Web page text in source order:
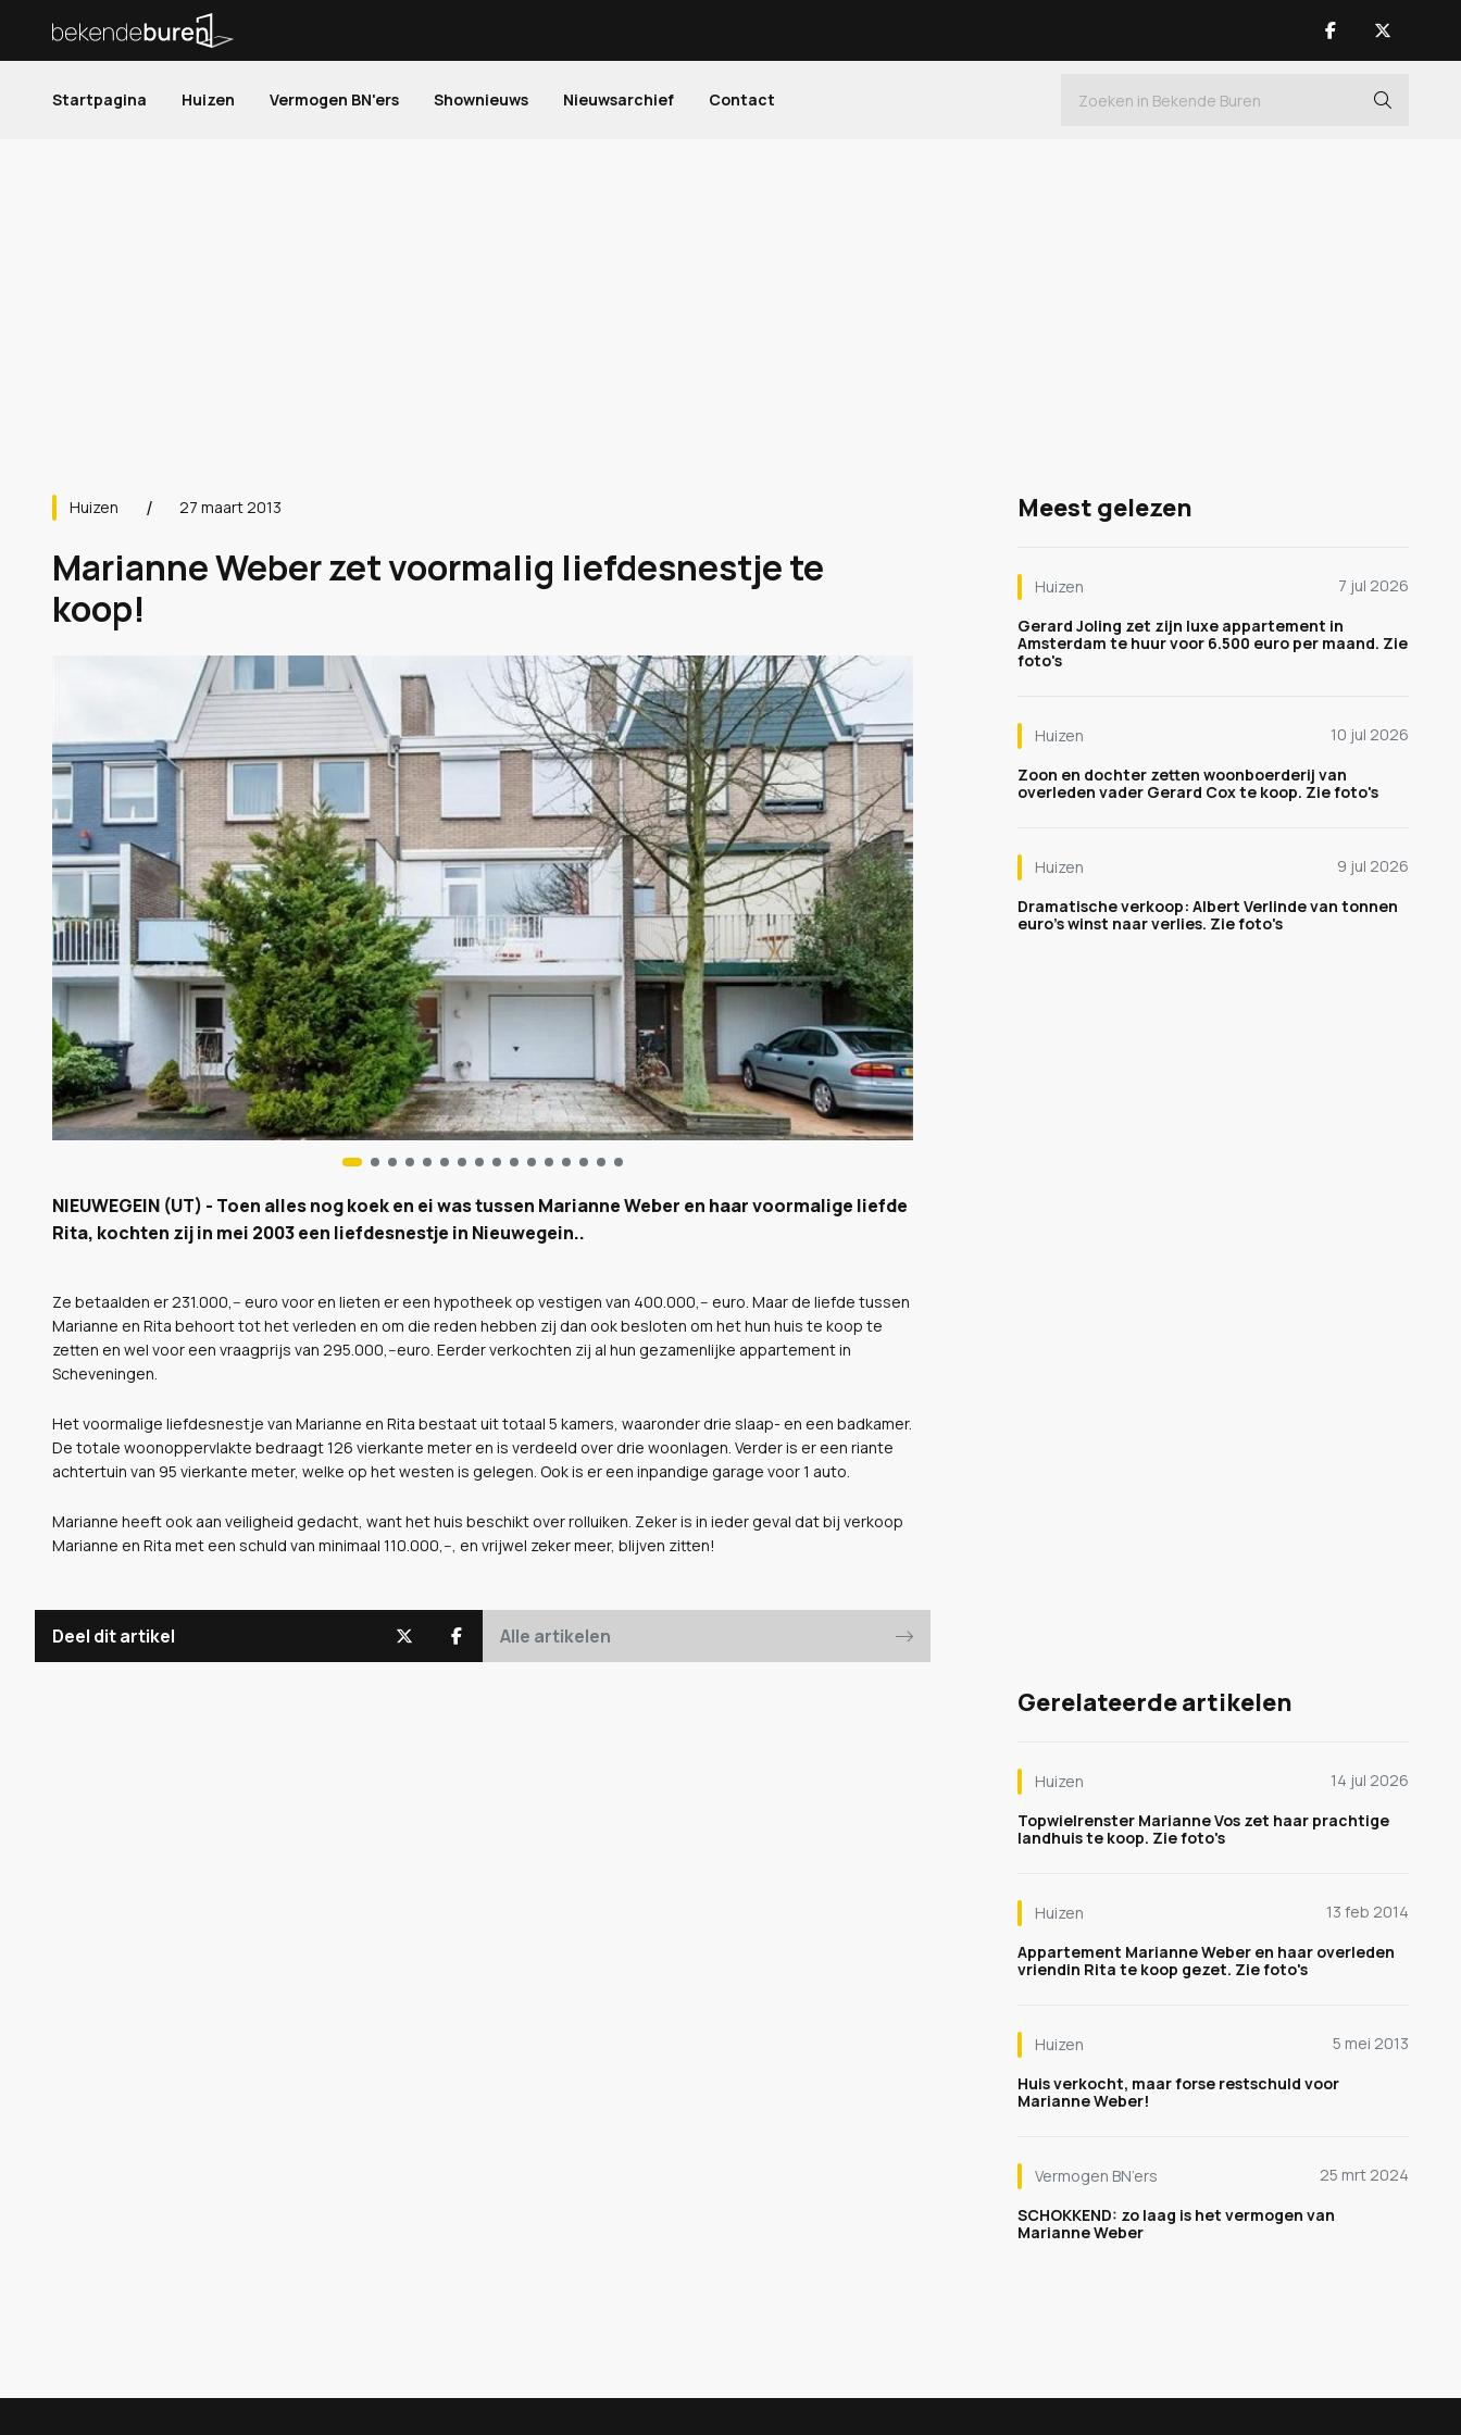
Startpagina Huizen Vermogen BN'ers Shownieuws Nieuwsarchief Contact
Huizen 27 maart 2013
Marianne Weber zet voormalig liefdesnestje te
koop!
NIEUWEGEIN (UT) - Toen alles nog koek en ei was tussen Marianne Weber en haar voormalige liefde
Rita, kochten zij in mei 2003 een liefdesnestje in Nieuwegein..
Ze betaalden er 231.000,-- euro voor en lieten er een hypotheek op vestigen van 400.000,-- euro. Maar de liefde tussen
Marianne en Rita behoort tot het verleden en om die reden hebben zij dan ook besloten om het hun huis te koop te
zetten en wel voor een vraagprijs van 295.000,--euro. Eerder verkochten zij al hun gezamenlijke appartement in
Scheveningen.
Het voormalige liefdesnestje van Marianne en Rita bestaat uit totaal 5 kamers, waaronder drie slaap- en een badkamer.
De totale woonoppervlakte bedraagt 126 vierkante meter en is verdeeld over drie woonlagen. Verder is er een riante
achtertuin van 95 vierkante meter, welke op het westen is gelegen. Ook is er een inpandige garage voor 1 auto.
Marianne heeft ook aan veiligheid gedacht, want het huis beschikt over rolluiken. Zeker is in ieder geval dat bij verkoop
Marianne en Rita met een schuld van minimaal 110.000,--, en vrijwel zeker meer, blijven zitten!
Deel dit artikel Alle artikelen
Meest gelezen
Huizen
7 jul 2026
Gerard Joling zet zijn luxe appartement in
Amsterdam te huur voor 6.500 euro per maand. Zie
foto's
Huizen
10 jul 2026
Zoon en dochter zetten woonboerderij van
overleden vader Gerard Cox te koop. Zie foto's
Huizen
9 jul 2026
Dramatische verkoop: Albert Verlinde van tonnen
euro's winst naar verlies. Zie foto's
Gerelateerde artikelen
Huizen
14 jul 2026
Topwielrenster Marianne Vos zet haar prachtige
landhuis te koop. Zie foto's
Huizen
13 feb 2014
Appartement Marianne Weber en haar overleden
vriendin Rita te koop gezet. Zie foto's
Huizen
5 mei 2013
Huis verkocht, maar forse restschuld voor
Marianne Weber!
Vermogen BN’ers
25 mrt 2024
SCHOKKEND: zo laag is het vermogen van
Marianne Weber